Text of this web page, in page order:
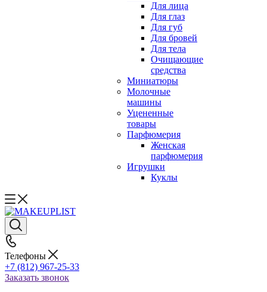
Для лица
Для глаз
Для губ
Для бровей
Для тела
Очищающие
средства
Миниатюры
Молочные
машины
Уцененные
товары
Парфюмерия
Женская
парфюмерия
Игрушки
Куклы
Телефоны
+7 (812) 967-25-33
Заказать звонок